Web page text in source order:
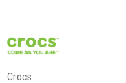
Crocs